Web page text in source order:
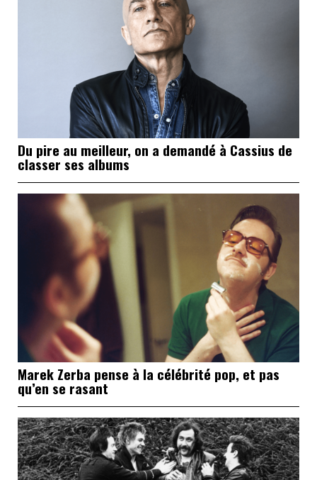
Du pire au meilleur, on a demandé à Cassius de
classer ses albums
Marek Zerba pense à la célébrité pop, et pas
qu’en se rasant